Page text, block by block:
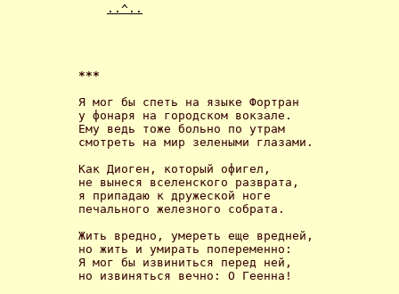
..^..
***
Я мог бы спеть на языке Фортран
у фонаря на городском вокзале.
Ему ведь тоже больно по утрам
смотреть на мир зелеными глазами.
Как Диоген, который офигел,
не вынеся вселенского разврата,
я припадаю к дружеской ноге
печального железного собрата.
Жить вредно, умереть еще вредней,
но жить и умирать попеременно:
Я мог бы извиниться перед ней,
но извиняться вечно: О Геенна!